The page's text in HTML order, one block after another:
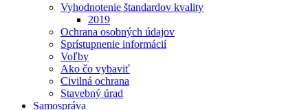
Vyhodnotenie štandardov kvality
2019
Ochrana osobných údajov
Sprístupnenie informácií
Voľby
Ako čo vybaviť
Civilná ochrana
Stavebný úrad
Samospráva